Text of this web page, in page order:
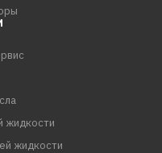
жидкости
жидкости